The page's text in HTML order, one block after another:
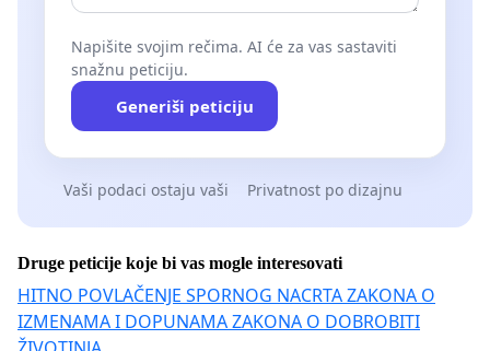
Napišite svojim rečima. AI će za vas sastaviti
snažnu peticiju.
Generiši peticiju
Vaši podaci ostaju vaši Privatnost po dizajnu
Druge peticije koje bi vas mogle interesovati
HITNO POVLAČENJE SPORNOG NACRTA ZAKONA O
IZMENAMA I DOPUNAMA ZAKONA O DOBROBITI